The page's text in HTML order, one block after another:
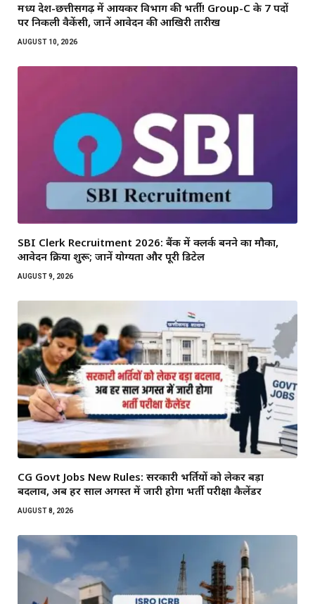
मध्य प्रदेश-छत्तीसगढ़ में आयकर विभाग की भर्ती! Group-C के 7 पदों
पर निकली वैकेंसी, जानें आवेदन की आखिरी तारीख
AUGUST 10, 2026
SBI Clerk Recruitment 2026: बैंक में क्लर्क बनने का मौका,
आवेदन प्रक्रिया शुरू; जानें योग्यता और पूरी डिटेल
AUGUST 9, 2026
CG Govt Jobs New Rules: सरकारी भर्तियों को लेकर बड़ा
बदलाव, अब हर साल अगस्त में जारी होगा भर्ती परीक्षा कैलेंडर
AUGUST 8, 2026